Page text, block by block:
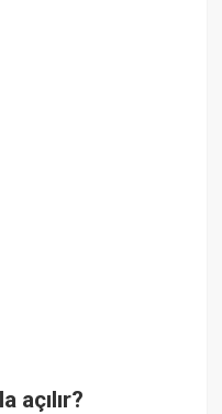
açılır?